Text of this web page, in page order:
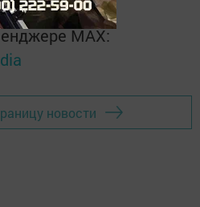
в
MАХ:
новости